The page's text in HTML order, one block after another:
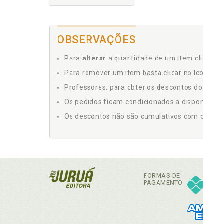
OBSERVAÇÕES
Para alterar a quantidade de um item
Para remover um item basta clicar no
Professores: para obter os descontos
Os pedidos ficam condicionados a
Os descontos não são cumulativos com
FORMAS DE
PAGAMENTO